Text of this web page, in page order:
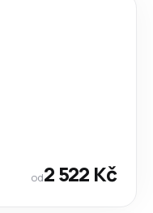
od2 522 Kč